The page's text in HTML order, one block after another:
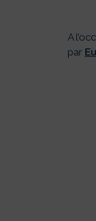
A
par